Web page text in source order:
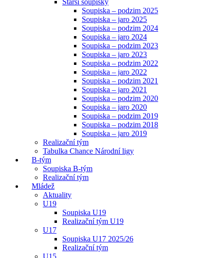
Starší soupisky
Soupiska – podzim 2025
Soupiska – jaro 2025
Soupiska – podzim 2024
Soupiska – jaro 2024
Soupiska – podzim 2023
Soupiska – jaro 2023
Soupiska – podzim 2022
Soupiska – jaro 2022
Soupiska – podzim 2021
Soupiska – jaro 2021
Soupiska – podzim 2020
Soupiska – jaro 2020
Soupiska – podzim 2019
Soupiska – podzim 2018
Soupiska – jaro 2019
Realizační tým
Tabulka Chance Národní ligy
B-tým
Soupiska B-tým
Realizační tým
Mládež
Aktuality
U19
Soupiska U19
Realizační tým U19
U17
Soupiska U17 2025/26
Realizační tým
U15